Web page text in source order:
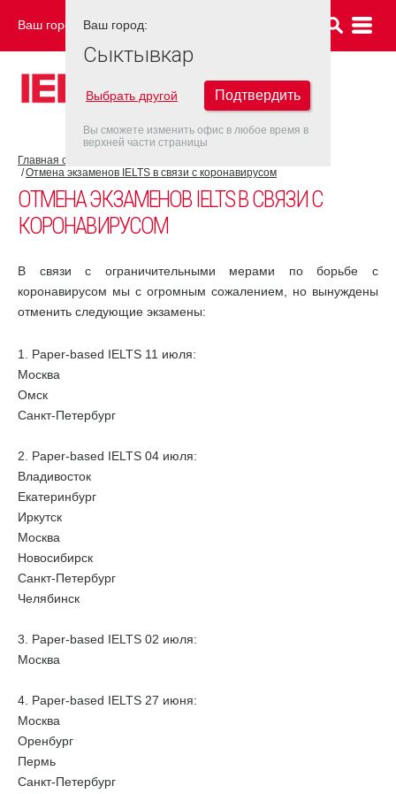
Ваш город: СЫКТЫВКАР
Главная страница
Отмена экзаменов IELTS в связи с коронавирусом
ОТМЕНА ЭКЗАМЕНОВ IELTS В СВЯЗИ С
КОРОНАВИРУСОМ
В связи с ограничительными мерами по борьбе с
коронавирусом мы с огромным сожалением, но вынуждены
отменить следующие экзамены:
1. Paper-based IELTS 11 июля:
Москва
Омск
Санкт-Петербург
2. Paper-based IELTS 04 июля:
Владивосток
Екатеринбург
Иркутск
Москва
Новосибирск
Санкт-Петербург
Челябинск
3. Paper-based IELTS 02 июля:
Москва
4. Paper-based IELTS 27 июня:
Москва
Оренбург
Пермь
Санкт-Петербург
Ваш город:
Сыктывкар
Выбрать другой Подтвердить
Вы сможете изменить офис в любое время в
верхней части страницы